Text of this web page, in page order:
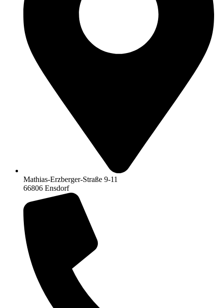
Mathias-Erzberger-Straße 9-11
66806 Ensdorf